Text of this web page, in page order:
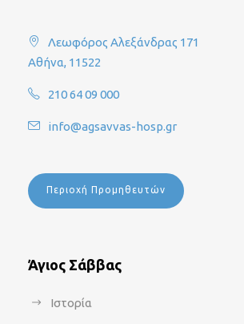
Λεωφόρος Αλεξάνδρας 171
Αθήνα, 11522
210 64 09 000
info@agsavvas-hosp.gr
Περιοχή Προμηθευτών
Άγιος Σάββας
Ιστορία